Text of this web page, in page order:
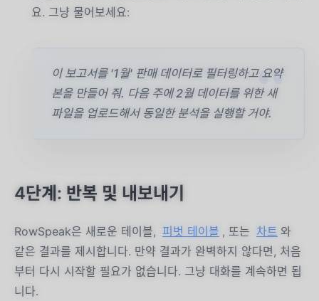
요. 그냥 물어보세요:
이 보고서를 '1월' 판매 데이터로 필터링하고 요약
본을 만들어 줘. 다음 주에 2월 데이터를 위한 새
파일을 업로드해서 동일한 분석을 실행할 거야.
4단계: 반복 및 내보내기
RowSpeak은 새로운 테이블, 피벗 테이블 , 또는 차트 와
같은 결과를 제시합니다. 만약 결과가 완벽하지 않다면, 처음
부터 다시 시작할 필요가 없습니다. 그냥 대화를 계속하면 됩
니다.